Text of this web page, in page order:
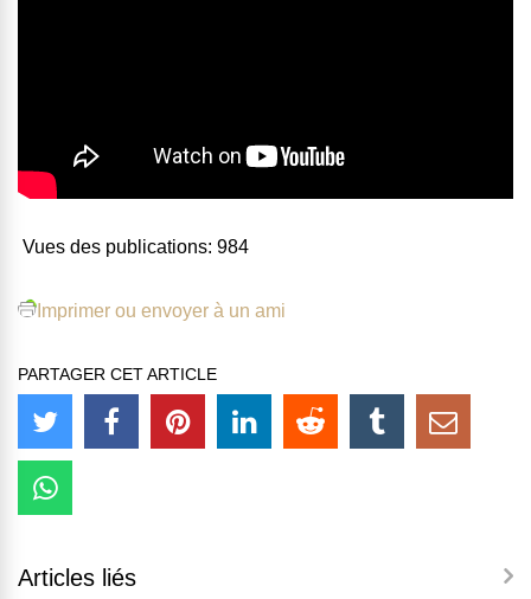
Vues des publications: 984
Imprimer ou envoyer à un ami
PARTAGER CET ARTICLE
Articles liés